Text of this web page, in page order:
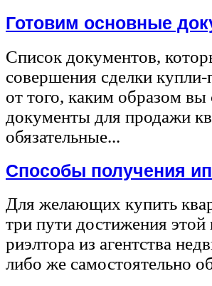
Готовим основные
Список документов,
совершения сделки
от того, каким образом
документы для продажи
обязательные...
Способы получения
Для желающих купить
три пути достижения
риэлтора из агентства
либо же самостоятельно